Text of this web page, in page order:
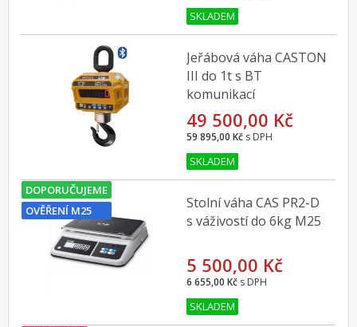
SKLADEM
Jeřábová váha CASTON
III do 1t s BT
komunikací
49 500,00 Kč
59 895,00 Kč s DPH
SKLADEM
DOPORUČUJEME
OVĚŘENÍ M25
Stolní váha CAS PR2-D
s váživostí do 6kg M25
5 500,00 Kč
6 655,00 Kč s DPH
SKLADEM